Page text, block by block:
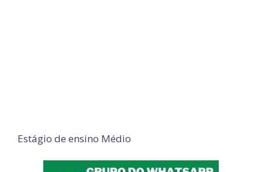
Estágio de ensino Médio